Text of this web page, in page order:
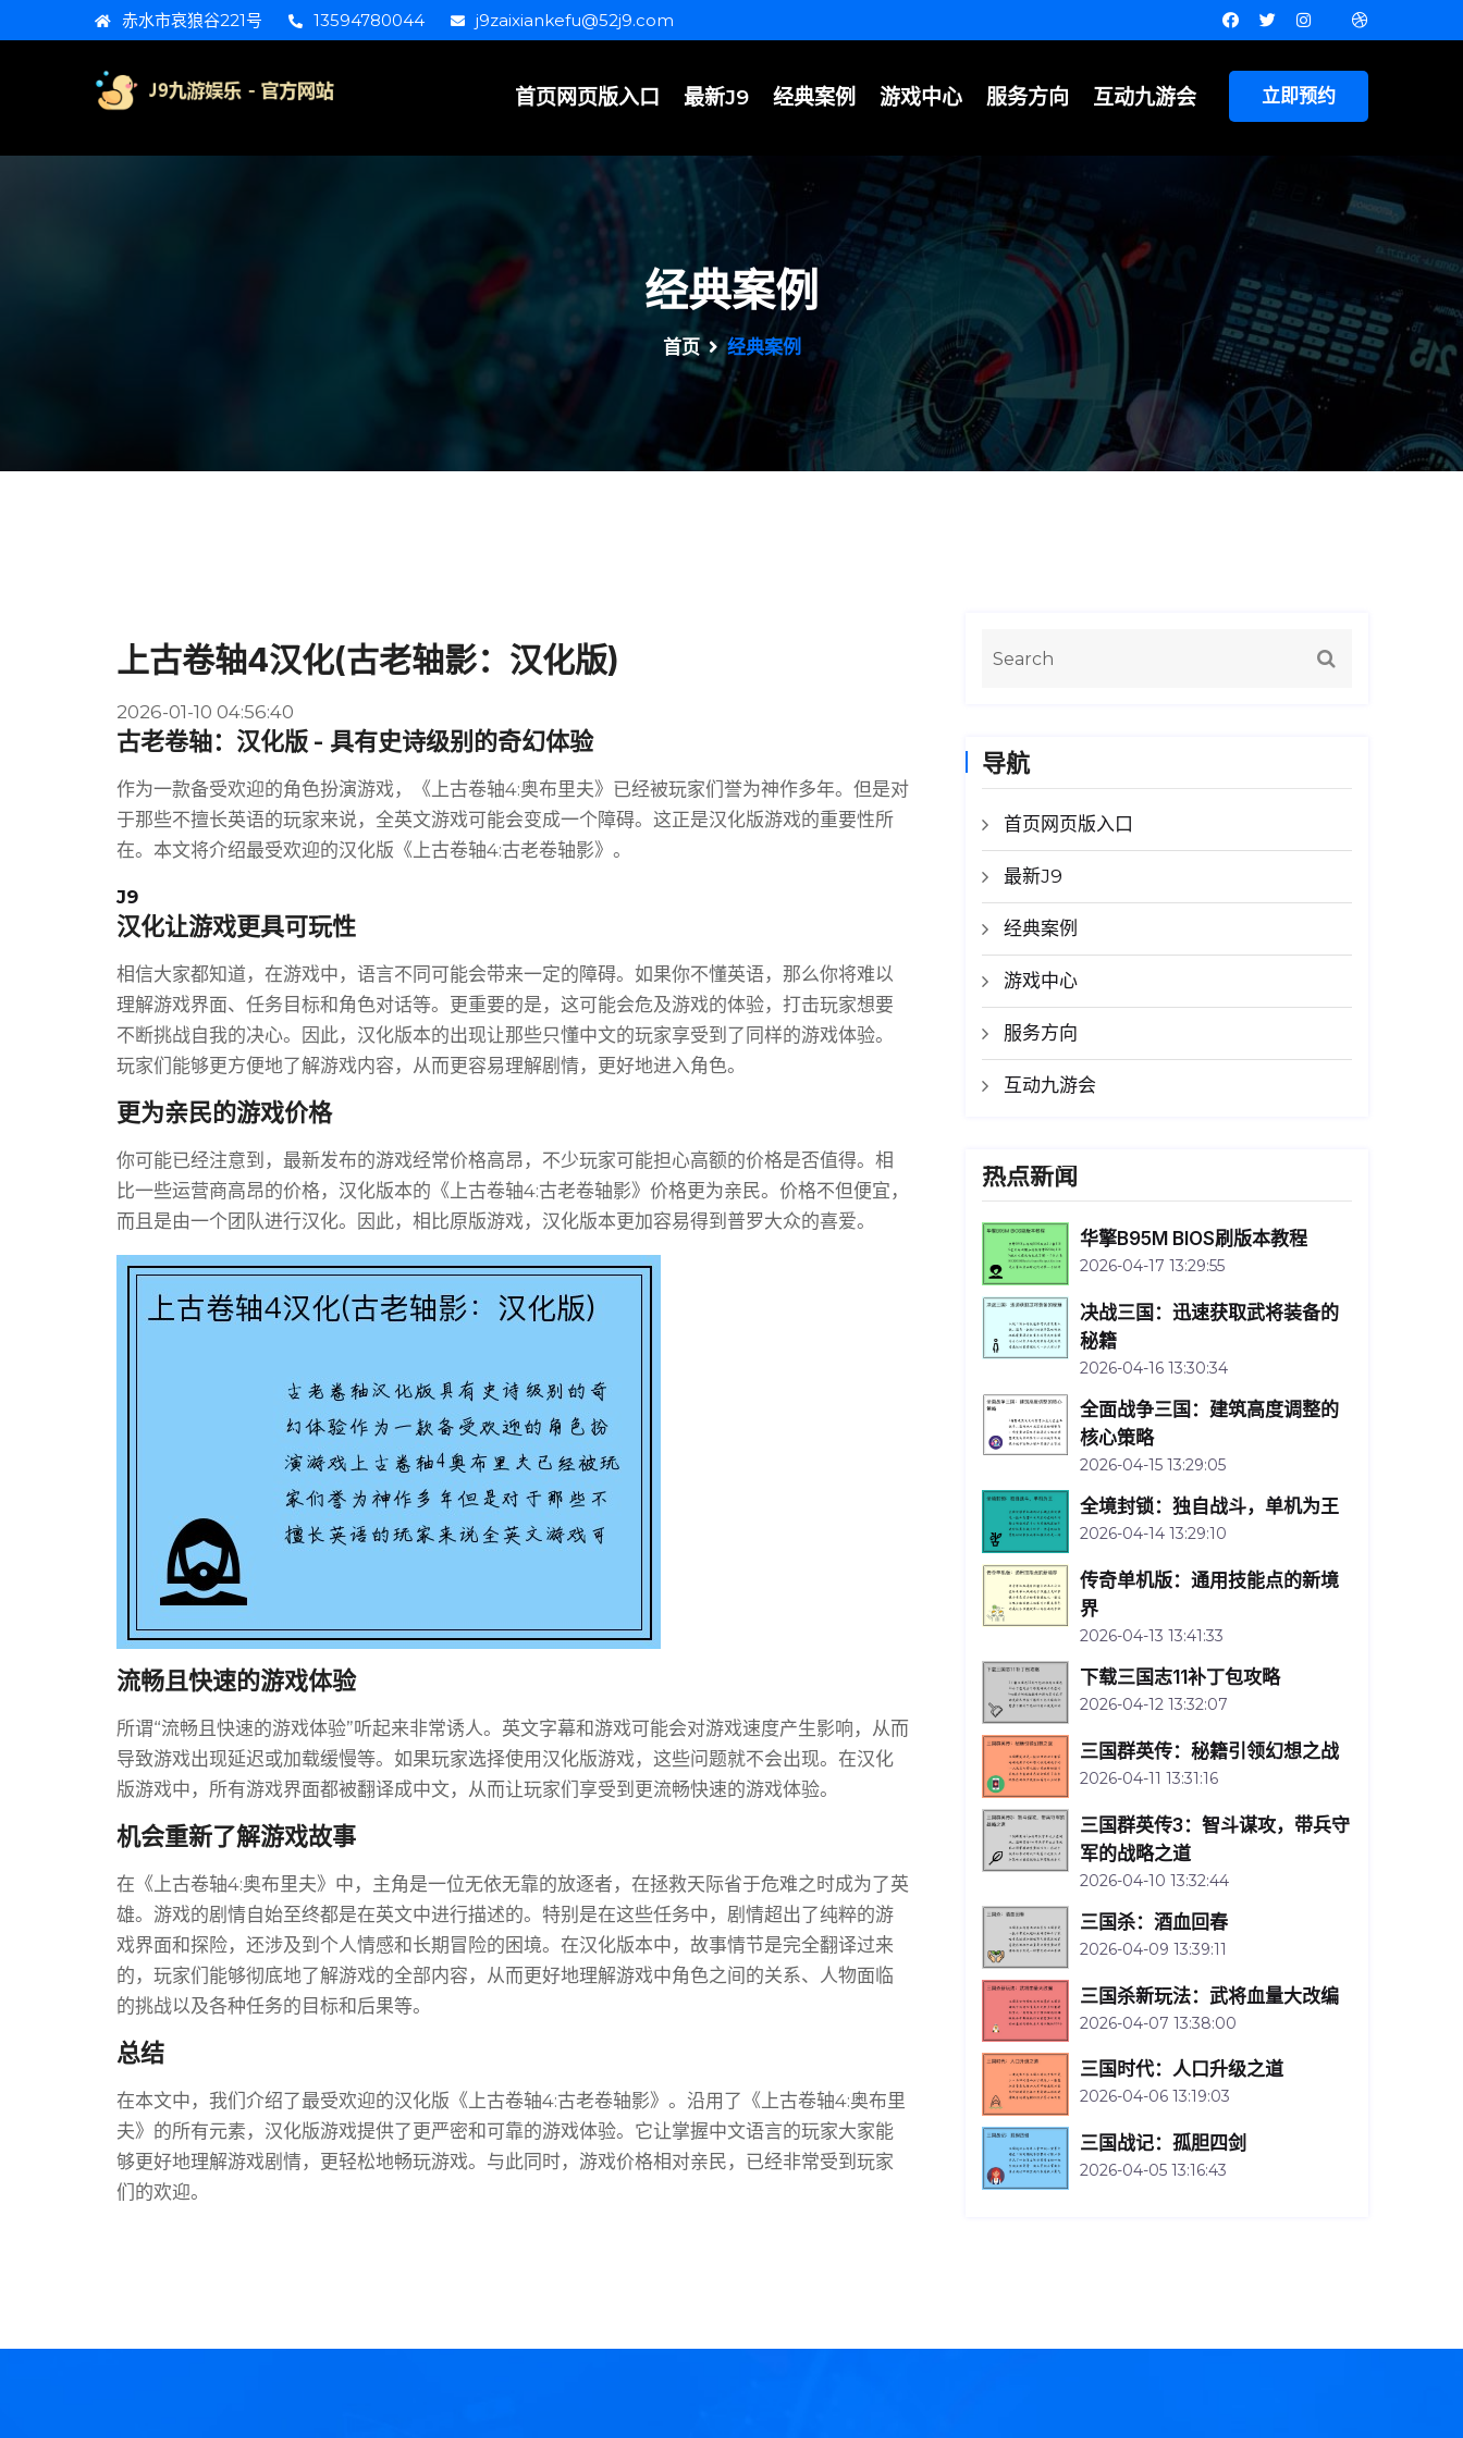
赤水市哀狼谷221号 13594780044 j9zaixiankefu@52j9.com
首页网页版入口 最新J9 经典案例 游戏中心 服务方向 互动九游会 立即预约
经典案例
首页 经典案例
上古卷轴4汉化(古老轴影：汉化版)
2026-01-10 04:56:40
古老卷轴：汉化版 - 具有史诗级别的奇幻体验
作为一款备受欢迎的角色扮演游戏，《上古卷轴4:奥布里夫》已经被玩家们誉为神作多年。但是对
于那些不擅长英语的玩家来说，全英文游戏可能会变成一个障碍。这正是汉化版游戏的重要性所
在。本文将介绍最受欢迎的汉化版《上古卷轴4:古老卷轴影》。
J9
汉化让游戏更具可玩性
相信大家都知道，在游戏中，语言不同可能会带来一定的障碍。如果你不懂英语，那么你将难以
理解游戏界面、任务目标和角色对话等。更重要的是，这可能会危及游戏的体验，打击玩家想要
不断挑战自我的决心。因此，汉化版本的出现让那些只懂中文的玩家享受到了同样的游戏体验。
玩家们能够更方便地了解游戏内容，从而更容易理解剧情，更好地进入角色。
更为亲民的游戏价格
你可能已经注意到，最新发布的游戏经常价格高昂，不少玩家可能担心高额的价格是否值得。相
比一些运营商高昂的价格，汉化版本的《上古卷轴4:古老卷轴影》价格更为亲民。价格不但便宜，
而且是由一个团队进行汉化。因此，相比原版游戏，汉化版本更加容易得到普罗大众的喜爱。
流畅且快速的游戏体验
所谓“流畅且快速的游戏体验”听起来非常诱人。英文字幕和游戏可能会对游戏速度产生影响，从而
导致游戏出现延迟或加载缓慢等。如果玩家选择使用汉化版游戏，这些问题就不会出现。在汉化
版游戏中，所有游戏界面都被翻译成中文，从而让玩家们享受到更流畅快速的游戏体验。
机会重新了解游戏故事
在《上古卷轴4:奥布里夫》中，主角是一位无依无靠的放逐者，在拯救天际省于危难之时成为了英
雄。游戏的剧情自始至终都是在英文中进行描述的。特别是在这些任务中，剧情超出了纯粹的游
戏界面和探险，还涉及到个人情感和长期冒险的困境。在汉化版本中，故事情节是完全翻译过来
的，玩家们能够彻底地了解游戏的全部内容，从而更好地理解游戏中角色之间的关系、人物面临
的挑战以及各种任务的目标和后果等。
总结
在本文中，我们介绍了最受欢迎的汉化版《上古卷轴4:古老卷轴影》。沿用了《上古卷轴4:奥布里
夫》的所有元素，汉化版游戏提供了更严密和可靠的游戏体验。它让掌握中文语言的玩家大家能
够更好地理解游戏剧情，更轻松地畅玩游戏。与此同时，游戏价格相对亲民，已经非常受到玩家
们的欢迎。
导航
首页网页版入口
最新J9
经典案例
游戏中心
服务方向
互动九游会
热点新闻
华擎B95M BIOS刷版本教程
2026-04-17 13:29:55
决战三国：迅速获取武将装备的
秘籍
2026-04-16 13:30:34
全面战争三国：建筑高度调整的
核心策略
2026-04-15 13:29:05
全境封锁：独自战斗，单机为王
2026-04-14 13:29:10
传奇单机版：通用技能点的新境
界
2026-04-13 13:41:33
下载三国志11补丁包攻略
2026-04-12 13:32:07
三国群英传：秘籍引领幻想之战
2026-04-11 13:31:16
三国群英传3：智斗谋攻，带兵守
军的战略之道
2026-04-10 13:32:44
三国杀：酒血回春
2026-04-09 13:39:11
三国杀新玩法：武将血量大改编
2026-04-07 13:38:00
三国时代：人口升级之道
2026-04-06 13:19:03
三国战记：孤胆四剑
2026-04-05 13:16:43